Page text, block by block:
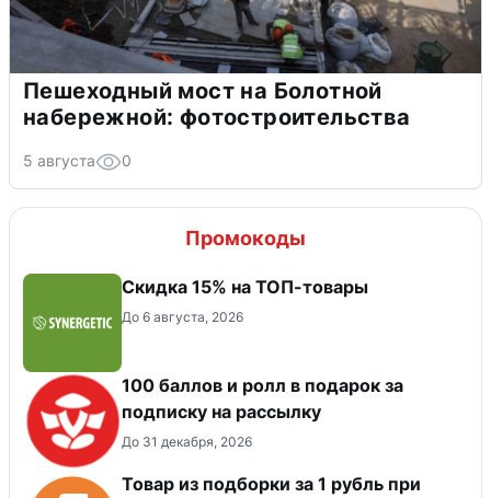
Пешеходный мост на Болотной
набережной: фотостроительства
5 августа 0
Промокоды
Скидка 15% на ТОП-товары
До 6 августа, 2026
100 баллов и ролл в подарок за
подписку на рассылку
До 31 декабря, 2026
Товар из подборки за 1 рубль при